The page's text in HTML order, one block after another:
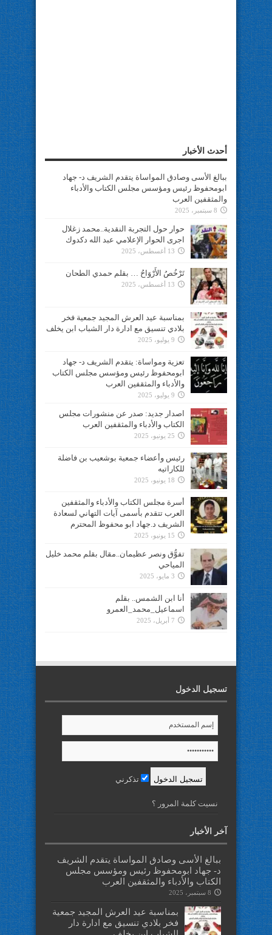
أحدث الأخبار
ببالغ الأسى وصادق المواساة يتقدم الشريف د- جهاد
ابومحفوظ رئيس ومؤسس مجلس الكتاب والأدباء
والمثقفين العرب
8 سبتمبر، 2025
حوار حول التجربة النقدية..محمد زغلال
اجرى الحوار الإعلامي عبد الله دكدوك
13 أغسطس، 2025
تَرْخُصُ الأَرْوَاحُ … بقلم حمدي الطحان
13 أغسطس، 2025
بمناسبة عيد العرش المجيد جمعية فخر
بلادي تنسيق مع ادارة دار الشباب ابن يخلف
9 يوليو، 2025
تعزية ومواساة: يتقدم الشريف د- جهاد
ابومحفوظ رئيس ومؤسس مجلس الكتاب
والأدباء والمثقفين العرب
9 يوليو، 2025
اصدار جديد: صدر عن منشورات مجلس
الكتاب والأدباء والمثقفين العرب
25 يونيو، 2025
رئيس وأعضاء جمعية بوشعيب بن فاضلة
للكاراتيه
18 يونيو، 2025
أسرة مجلس الكتاب والأدباء والمثقفين
العرب تتقدم بأسمى آيات التهاني لسعادة
الشريف د.جهاد ابو محفوظ المحترم
15 يونيو، 2025
تفوُّق ونصر عظيمان..مقال بقلم محمد خليل
المياحي
3 مايو، 2025
أنا ابن الشمس.. بقلم
اسماعيل_محمد_العمرو
7 أبريل، 2025
تسجيل الدخول
تذكرني
نسيت كلمة المرور ؟
آخر الأخبار
ببالغ الأسى وصادق المواساة يتقدم الشريف
د- جهاد ابومحفوظ رئيس ومؤسس مجلس
الكتاب والأدباء والمثقفين العرب
8 سبتمبر، 2025
بمناسبة عيد العرش المجيد جمعية
فخر بلادي تنسيق مع ادارة دار